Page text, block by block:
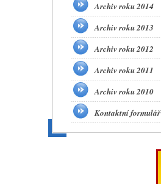
Archiv roku 2014
Archiv roku 2013
Archiv roku 2012
Archiv roku 2011
Archiv roku 2010
Kontaktní formulář